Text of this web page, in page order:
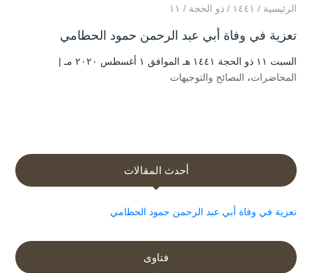
الرئيسية / ۱٤٤۱ / ذو الحجة / ۱۱
تعزية في وفاة أبي عبد الرحمن حمود الحطامي
السبت ۱۱ ذو الحجة ۱٤٤۱ هـ الموافق ۱ أغسطس ۲۰۲۰ مـ |
المحاضرات، النصائح والتوجيهات
أحدث المقالات
تعزية في وفاة أبي عبد الرحمن حمود الحطامي
فتاوى